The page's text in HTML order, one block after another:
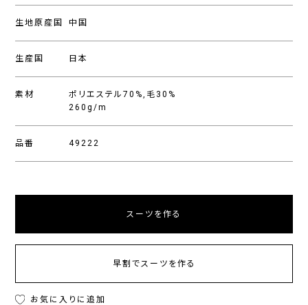
生地原産国 中国
生産国 日本
素材
ポリエステル70%,毛30%
260g/m
品番 49222
スーツを作る
早割でスーツを作る
お気に入りに追加